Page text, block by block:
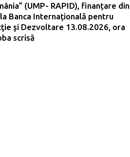
(UMP- RAPID), finanțare din
Banca Internaţională pentru
şi Dezvoltare 13.08.2026, ora
scrisă